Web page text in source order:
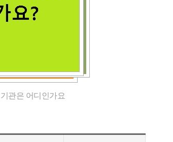
관은 어디인가요